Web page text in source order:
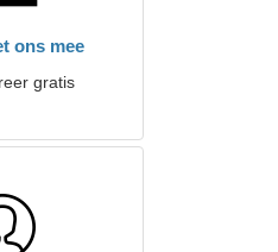
ons mee
gratis